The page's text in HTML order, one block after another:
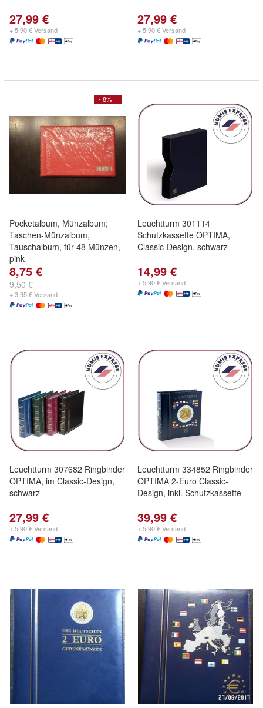
27,99 €
+ 5,90 € Versand
27,99 €
+ 5,90 € Versand
- 8%
Pocketalbum, Münzalbum;
Taschen-Münzalbum,
Tauschalbum, für 48 Münzen,
pink
8,75 €
9,50 €
+ 3,95 € Versand
Leuchtturm 301114
Schutzkassette OPTIMA,
Classic-Design, schwarz
14,99 €
+ 5,90 € Versand
Leuchtturm 307682 Ringbinder
OPTIMA, im Classic-Design,
schwarz
27,99 €
+ 5,90 € Versand
Leuchtturm 334852 Ringbinder
OPTIMA 2-Euro Classic-
Design, inkl. Schutzkassette
39,99 €
+ 5,90 € Versand